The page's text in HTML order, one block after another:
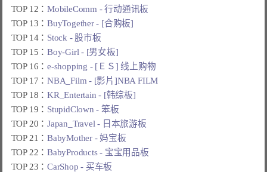
TOP 12：MobileComm - 行动通讯板
TOP 13：BuyTogether - [合购板]
TOP 14： Stock - 股市板
TOP 15：Boy-Girl - [男女板]
TOP 16：e-shopping - [ＥＳ] 线上购物
TOP 17：NBA_Film - [影片]NBA FILM
TOP 18：KR_Entertain - [韩综板]
TOP 19： StupidClown - 笨板
TOP 20：Japan_Travel - 日本旅游板
TOP 21：BabyMother - 妈宝板
TOP 22：BabyProducts - 宝宝用品板
TOP 23：CarShop - 买车板